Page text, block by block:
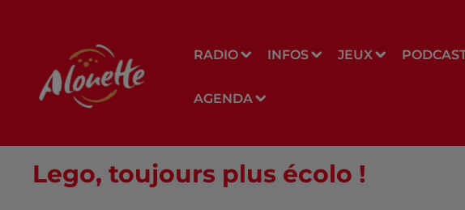
RADIO INFOS JEUX
AGENDA
Lego, toujours plus écolo !